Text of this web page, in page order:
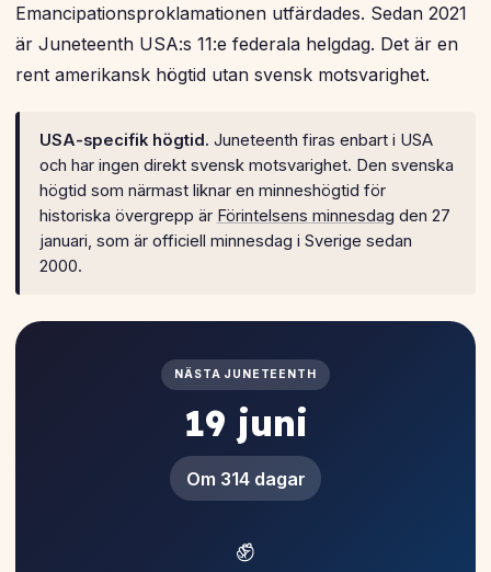
Emancipationsproklamationen utfärdades. Sedan 2021
är Juneteenth USA:s 11:e federala helgdag. Det är en
rent amerikansk högtid utan svensk motsvarighet.
USA-specifik högtid. Juneteenth firas enbart i USA
och har ingen direkt svensk motsvarighet. Den svenska
högtid som närmast liknar en minneshögtid för
historiska övergrepp är Förintelsens minnesdag den 27
januari, som är officiell minnesdag i Sverige sedan
2000.
NÄSTA JUNETEENTH
19 juni
Om 314 dagar
✊